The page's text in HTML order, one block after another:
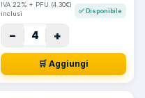
IVA 22% + PFU (4.30€)
inclusi
✅Disponibile
− 4 +
🛒 Aggiungi